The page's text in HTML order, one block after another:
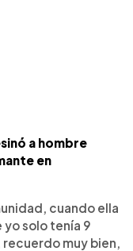
a hombre
en
cuando ella
yo solo tenía 9
recuerdo muy bien,